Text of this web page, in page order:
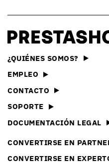
¿QUIÉNES SOMOS?
EMPLEO
CONTACTO
SOPORTE
DOCUMENTACIÓN LEGAL
CONVERTIRSE EN
CONVERTIRSE EN